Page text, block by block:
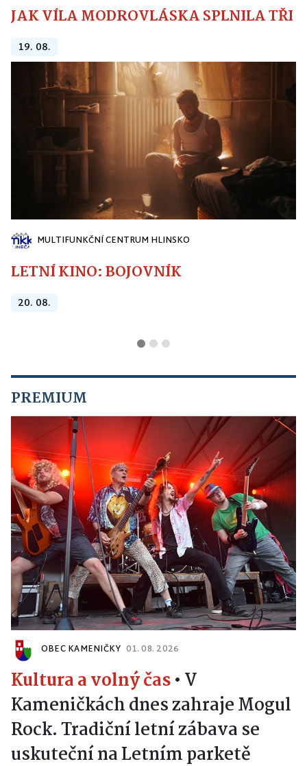
JAK VÍLA MODROVLÁSKA SPLNILA
19. 08.
MULTIFUNKČNÍ CENTRUM HLINSKO
LETNÍ KINO: BOJOVNÍK
20. 08.
PREMIUM
OBEC KAMENIČKY 01. 08. 2026
Kultura a volný čas• V
Kameničkách dnes zahraje Mogul
Rock. Tradiční letní zábava se
uskuteční na Letním parketě